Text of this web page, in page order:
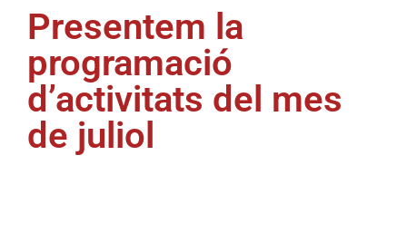
Presentem la
programació
d’activitats del mes
de juliol